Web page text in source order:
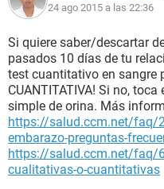
24 ago 2015 a las 22:36
Si quiere saber/descartar
pasados 10 días de tu
test cuantitativo en sangre
CUANTITATIVA! Si no,
simple de orina. Más
https://salud.ccm.net/faq/
embarazo-preguntas-
https://salud.ccm.net/faq/
cualitativas-o-cuantitativas